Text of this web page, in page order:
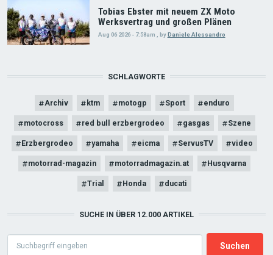
Tobias Ebster mit neuem ZX Moto
Werksvertrag und großen Plänen
Aug 06 2026 - 7:58am byDaniele Alessandro
SCHLAGWORTE
Archiv ktm motogp Sport enduro
motocross red bull erzbergrodeo gasgas Szene
Erzbergrodeo yamaha eicma ServusTV video
motorrad-magazin motorradmagazin.at Husqvarna
Trial Honda ducati
SUCHE IN ÜBER 12.000 ARTIKEL